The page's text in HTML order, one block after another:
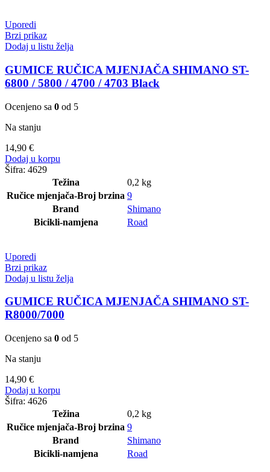
Uporedi
Brzi prikaz
Dodaj u listu želja
GUMICE RUČICA MJENJAČA SHIMANO ST-
6800 / 5800 / 4700 / 4703 Black
Ocenjeno sa 0 od 5
Na stanju
14,90 €
Dodaj u korpu
Šifra: 4629
Težina
0,2 kg
Ručice mjenjača-Broj brzina 9
Brand
Shimano
Bicikli-namjena
Road
Uporedi
Brzi prikaz
Dodaj u listu želja
GUMICE RUČICA MJENJAČA SHIMANO ST-
R8000/7000
Ocenjeno sa 0 od 5
Na stanju
14,90 €
Dodaj u korpu
Šifra: 4626
Težina
0,2 kg
Ručice mjenjača-Broj brzina 9
Brand
Shimano
Bicikli-namjena
Road